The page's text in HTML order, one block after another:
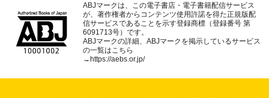
ABJマークは、この電子書店・電子書籍配信サービス
が、著作権者からコンテンツ使用許諾を得た正規版配
信サービスであることを示す登録商標（登録番号 第
6091713号）です。
ABJマークの詳細、ABJマークを掲示しているサービス
の一覧はこちら
→https://aebs.or.jp/